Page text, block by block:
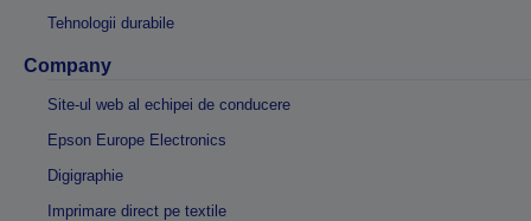
Tehnologii durabile
Company
Site-ul web al echipei de conducere
Epson Europe Electronics
Digigraphie
Imprimare direct pe textile